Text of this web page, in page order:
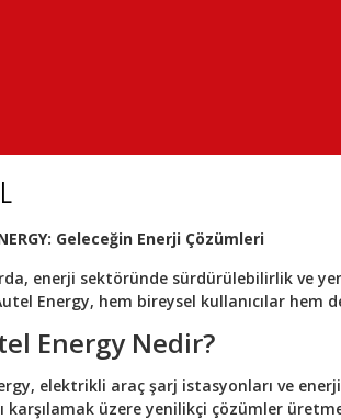
Geleceğin Enerji Çözümleri
enerji sektöründe sürdürülebilirlik ve
Energy, hem bireysel kullanıcılar
Energy Nedir?
elektrikli araç şarj istasyonları ve
karşılamak üzere yenilikçi çözümler